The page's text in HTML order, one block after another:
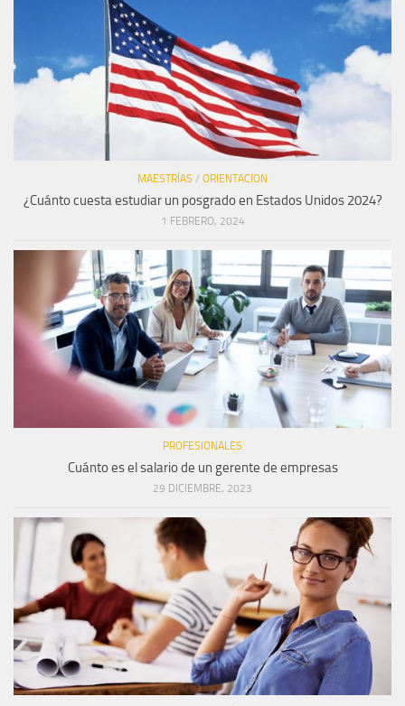
MAESTRÍAS / ORIENTACION
¿Cuánto cuesta estudiar un posgrado en Estados Unidos 2024?
1 FEBRERO, 2024
PROFESIONALES
Cuánto es el salario de un gerente de empresas
29 DICIEMBRE, 2023